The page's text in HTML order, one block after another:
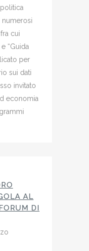
numerosi
cui
“Guida
per
sui dati
invitato
economia
AL
DI